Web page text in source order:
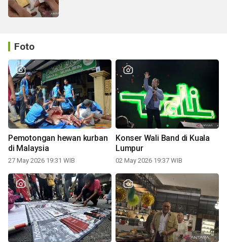
Foto
Pemotongan hewan kurban
di Malaysia
27 May 2026 19:31 WIB
Konser Wali Band di Kuala
Lumpur
02 May 2026 19:37 WIB